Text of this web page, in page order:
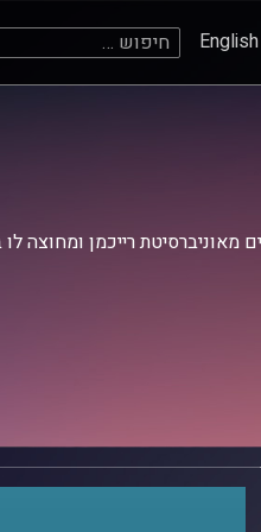
English חיפוש:
רייכמן ומחוצה לו